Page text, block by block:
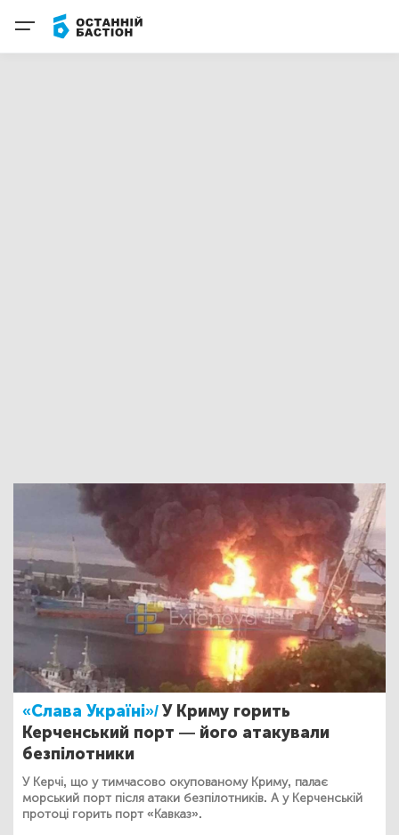
«Слава Україні»/У Криму горить
Керченський порт — його атакували
безпілотники
У Керчі, що у тимчасово окупованому Криму, палає
морський порт після атаки безпілотників. А у Керченській
протоці горить порт «Кавказ».